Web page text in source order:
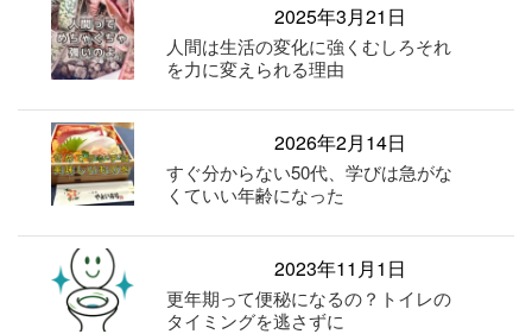
2025年3月21日
人間は生活の変化に強くむしろそれ
を力に変えられる理由
2026年2月14日
すぐ分からない50代、学びは急がな
くていい年齢になった
2023年11月1日
更年期って便秘になるの？トイレの
タイミングを逃さずに